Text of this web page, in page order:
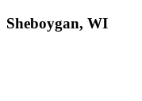
Sheboygan, WI